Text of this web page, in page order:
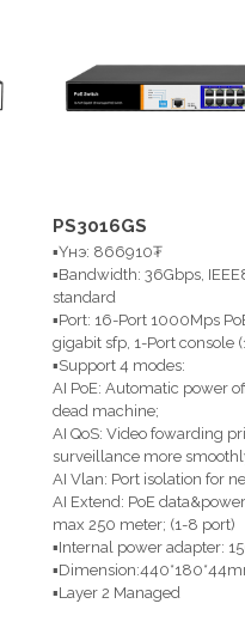
PS3016GS
▪Үнэ: 866910₮
▪Bandwidth: 36Gbps,
standard
▪Port: 16-Port 1000Mps
gigabit sfp, 1-Port console
▪Support 4 modes:
AI PoE: Automatic power
dead machine;
AI QoS: Video fowarding
surveillance more
AI Vlan: Port isolation for
AI Extend: PoE
max 250 meter; (1-8 port)
▪Internal power adapter:
▪Layer 2 Managed